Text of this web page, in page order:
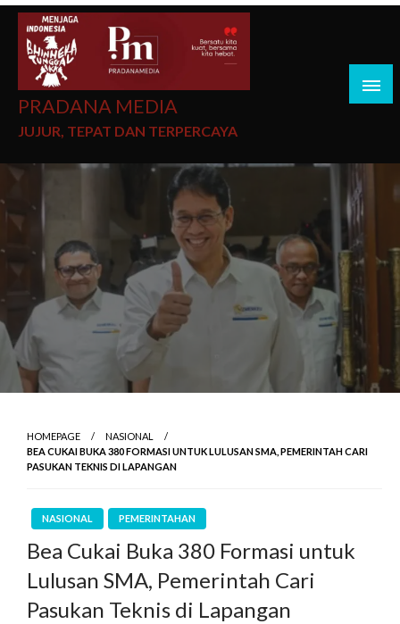
PRADANA MEDIA
JUJUR, TEPAT DAN TERPERCAYA
HOMEPAGE
NASIONAL
BEA CUKAI BUKA 380 FORMASI UNTUK LULUSAN SMA, PEMERINTAH CARI
PASUKAN TEKNIS DI LAPANGAN
NASIONAL PEMERINTAHAN
Bea Cukai Buka 380 Formasi untuk
Lulusan SMA, Pemerintah Cari
Pasukan Teknis di Lapangan